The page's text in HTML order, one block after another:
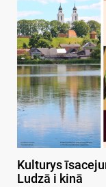
Kulturys
Ludzā i kinā